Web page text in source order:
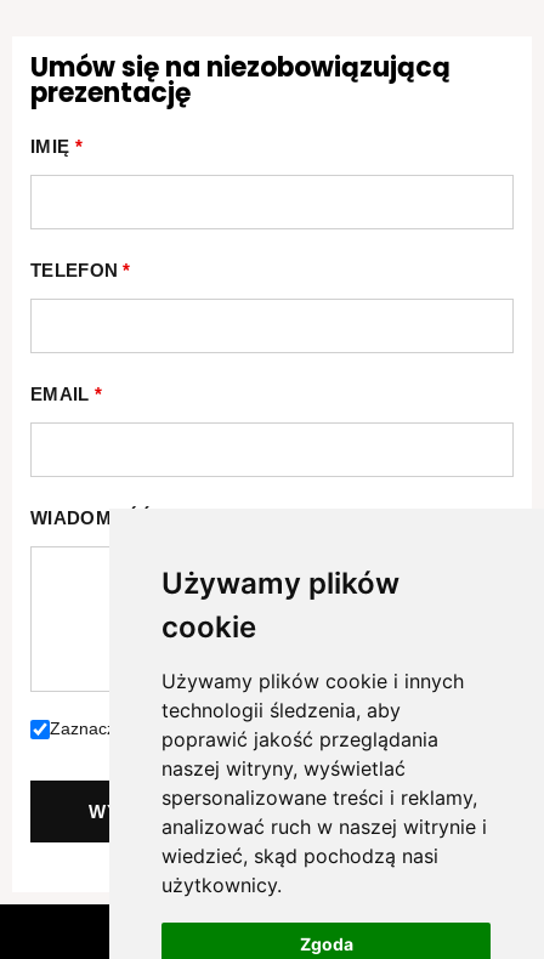
Używamy plików
cookie
Używamy plików cookie i innych
technologii śledzenia, aby
poprawić jakość przeglądania
naszej witryny, wyświetlać
spersonalizowane treści i reklamy,
analizować ruch w naszej witrynie i
wiedzieć, skąd pochodzą nasi
użytkownicy.
Zgoda
Umów się na niezobowiązującą
prezentację
IMIĘ *
TELEFON*
EMAIL *
WIADOMOŚĆ
Zaznacz jeżeli akceptujesz naszą politykę prywatności.
WYŚLIJ
Copyright © 2026 Osiedle Radosne Pełczyce